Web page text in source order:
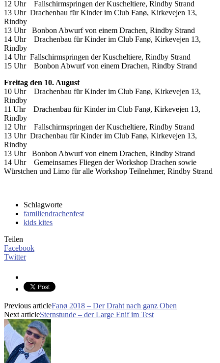
12 Uhr Fallschirmspringen der Kuscheltiere, Rindby Strand
13 Uhr Drachenbau für Kinder im Club Fanø, Kirkevejen 13,
Rindby
13 Uhr Bonbon Abwurf von einem Drachen, Rindby Strand
14 Uhr Drachenbau für Kinder im Club Fanø, Kirkevejen 13,
Rindby
14 Uhr Fallschirmspringen der Kuscheltiere, Rindby Strand
15 Uhr Bonbon Abwurf von einem Drachen, Rindby Strand
Freitag den 10. August
10 Uhr Drachenbau für Kinder im Club Fanø, Kirkevejen 13,
Rindby
11 Uhr Drachenbau für Kinder im Club Fanø, Kirkevejen 13,
Rindby
12 Uhr Fallschirmspringen der Kuscheltiere, Rindby Strand
13 Uhr Drachenbau für Kinder im Club Fanø, Kirkevejen 13,
Rindby
13 Uhr Bonbon Abwurf von einem Drachen, Rindby Strand
14 Uhr Gemeinsames Fliegen der Workshop Drachen sowie
Würstchen und Limo für alle Workshop Teilnehmer, Rindby Strand
Schlagworte
familiendrachenfest
kids kites
Teilen
Facebook
Twitter
Previous articleFanø 2018 – Der Draht nach ganz Oben
Next articleSternstunde – der Large Enif im Test